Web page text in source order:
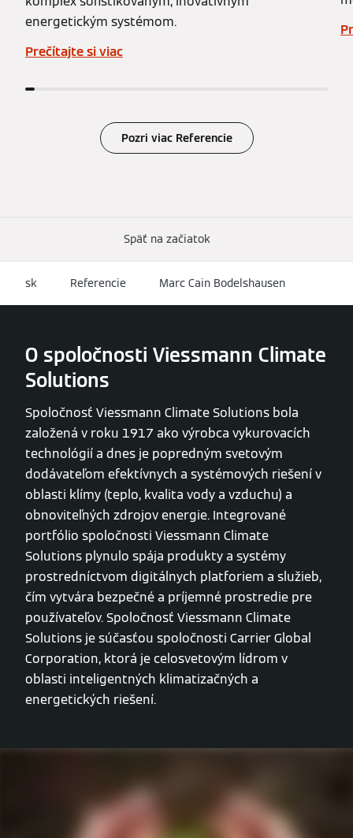
energetickým systémom.
Prečítajte si viac
Pozri viac Referencie
Späť na začiatok
sk Referencie Marc Cain Bodelshausen
O spoločnosti Viessmann Climate
Solutions
Spoločnosť Viessmann Climate Solutions bola
založená v roku 1917 ako výrobca vykurovacích
technológií a dnes je popredným svetovým
dodávateľom efektívnych a systémových riešení v
oblasti klímy (teplo, kvalita vody a vzduchu) a
obnoviteľných zdrojov energie. Integrované
portfólio spoločnosti Viessmann Climate
Solutions plynulo spája produkty a systémy
prostredníctvom digitálnych platforiem a služieb,
čím vytvára bezpečné a príjemné prostredie pre
používateľov. Spoločnosť Viessmann Climate
Solutions je súčasťou spoločnosti Carrier Global
Corporation, ktorá je celosvetovým lídrom v
oblasti inteligentných klimatizačných a
energetických riešení.